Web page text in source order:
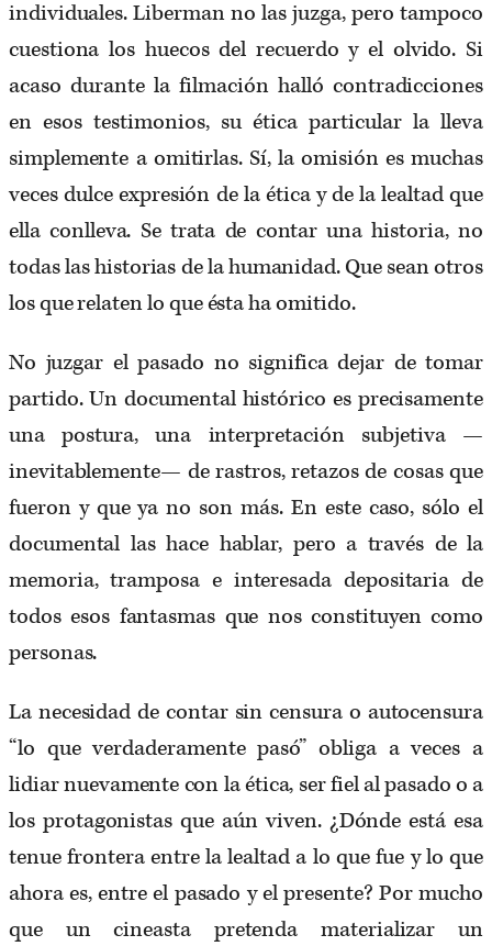
individuales. Liberman no las juzga, pero tampoco
cuestiona los huecos del recuerdo y el olvido. Si
acaso durante la filmación halló contradicciones
en esos testimonios, su ética particular la lleva
simplemente a omitirlas. Sí, la omisión es muchas
veces dulce expresión de la ética y de la lealtad que
ella conlleva. Se trata de contar una historia, no
todas las historias de la humanidad. Que sean otros
los que relaten lo que ésta ha omitido.
No juzgar el pasado no significa dejar de tomar
partido. Un documental histórico es precisamente
una postura, una interpretación subjetiva —
inevitablemente— de rastros, retazos de cosas que
fueron y que ya no son más. En este caso, sólo el
documental las hace hablar, pero a través de la
memoria, tramposa e interesada depositaria de
todos esos fantasmas que nos constituyen como
personas.
La necesidad de contar sin censura o autocensura
“lo que verdaderamente pasó” obliga a veces a
lidiar nuevamente con la ética, ser fiel al pasado o a
los protagonistas que aún viven. ¿Dónde está esa
tenue frontera entre la lealtad a lo que fue y lo que
ahora es, entre el pasado y el presente? Por mucho
que un cineasta pretenda materializar un